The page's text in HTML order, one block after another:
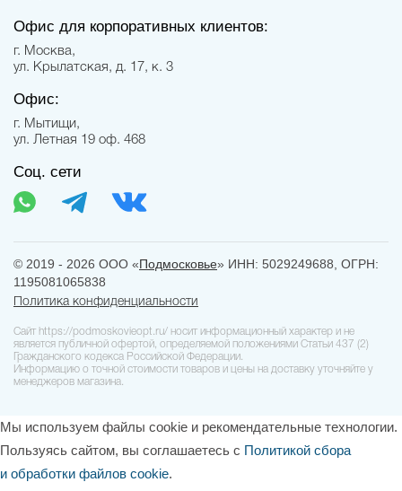
Офис для корпоративных клиентов:
г. Москва,
ул. Крылатская, д. 17, к. 3
Офис:
г. Мытищи,
ул. Летная 19 оф. 468
Соц. сети
© 2019 - 2026 ООО «Подмосковье» ИНН: 5029249688, ОГРН:
1195081065838
Политика конфиденциальности
Сайт https://podmoskovieopt.ru/ носит информационный характер и не
является публичной офертой, определяемой положениями Статьи 437 (2)
Гражданского кодекса Российской Федерации.
Информацию о точной стоимости товаров и цены на доставку уточняйте у
менеджеров магазина.
Мы используем файлы cookie и рекомендательные технологии.
Пользуясь сайтом, вы соглашаетесь с Политикой сбора
и обработки файлов cookie.